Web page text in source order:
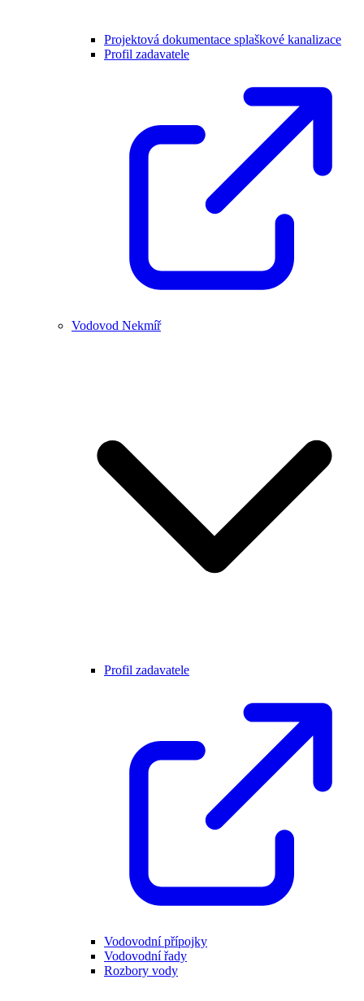
Projektová dokumentace splaškové kanalizace
Profil zadavatele
Vodovod Nekmíř
Profil zadavatele
Vodovodní přípojky
Vodovodní řady
Rozbory vody